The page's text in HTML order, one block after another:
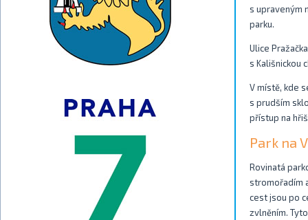
s upraveným
parku.
Ulice
s Kališnickou
V místě, kde
s prudším
přístup na
Park na
Rovinatá
stromořadím
cest jsou po
zvlněním.